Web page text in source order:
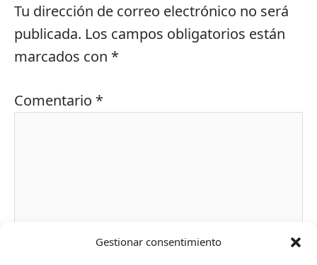
Gestionar consentimiento
Tu dirección de correo electrónico no será
publicada. Los campos obligatorios están
marcados con *
Comentario *